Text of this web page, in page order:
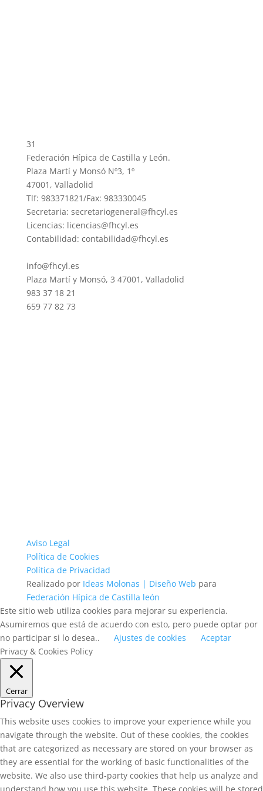
31
Federación Hípica de Castilla y León.
Plaza Martí y Monsó Nº3, 1º
47001, Valladolid
Tlf: 983371821/Fax: 983330045
Secretaria: secretariogeneral@fhcyl.es
Licencias: licencias@fhcyl.es
Contabilidad: contabilidad@fhcyl.es
info@fhcyl.es
Plaza Martí y Monsó, 3 47001, Valladolid
983 37 18 21
659 77 82 73
Aviso Legal
Política de Cookies
Política de Privacidad
Realizado por Ideas Molonas | Diseño Web para
Federación Hípica de Castilla león
Este sitio web utiliza cookies para mejorar su experiencia.
Asumiremos que está de acuerdo con esto, pero puede optar por
no participar si lo desea..
Ajustes de cookies
Aceptar
Privacy & Cookies Policy
Cerrar
Privacy Overview
This website uses cookies to improve your experience while you
navigate through the website. Out of these cookies, the cookies
that are categorized as necessary are stored on your browser as
they are essential for the working of basic functionalities of the
website. We also use third-party cookies that help us analyze and